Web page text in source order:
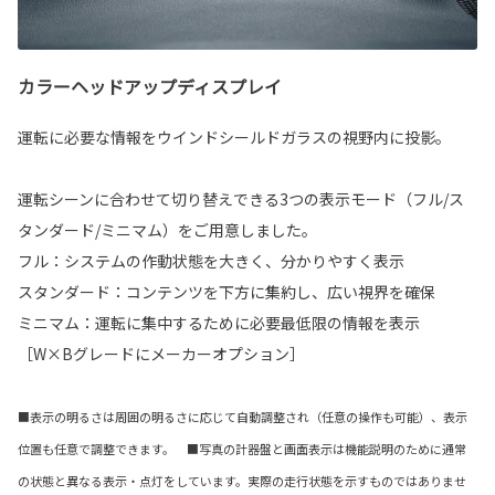
カラーヘッドアップディスプレイ
運転に必要な情報をウインドシールドガラスの視野内に投影。
運転シーンに合わせて切り替えできる3つの表示モード（フル/ス
タンダード/ミニマム）をご用意しました。
フル：システムの作動状態を大きく、分かりやすく表示
スタンダード：コンテンツを下方に集約し、広い視界を確保
ミニマム：運転に集中するために必要最低限の情報を表示
［W×Bグレードにメーカーオプション］
■表示の明るさは周囲の明るさに応じて自動調整され（任意の操作も可能）、表示
位置も任意で調整できます。 ■写真の計器盤と画面表示は機能説明のために通常
の状態と異なる表示・点灯をしています。実際の走行状態を示すものではありませ